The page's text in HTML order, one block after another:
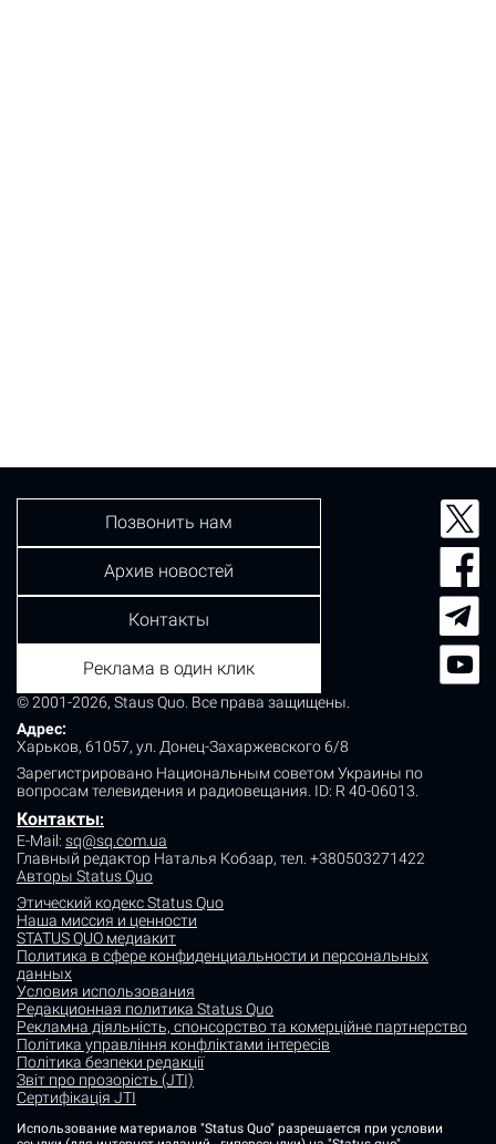
© 2001-2026, Staus Quo. Все права защищены.
Адрес:
Харьков, 61057, ул. Донец-Захаржевского 6/8
Зарегистрировано Национальным советом Украины по
вопросам телевидения и радиовещания. ID: R 40-06013.
Контакты:
E-Mail: sq@sq.com.ua
Главный редактор Наталья Кобзар, тел. +380503271422
Авторы Status Quo
Этический кодекс Status Quo
Наша миссия и ценности
STATUS QUO медиакит
Политика в сфере конфиденциальности и персональных
данных
Условия использования
Редакционная политика Status Quo
Рекламна діяльність, спонсорство та комерційне партнерство
Політика управління конфліктами інтересів
Політика безпеки редакції
Звіт про прозорість (JTI)
Сертифікація JTI
Позвонить нам
Архив новостей
Контакты
Реклама в один клик
Использование материалов "Status Quo" разрешается при условии